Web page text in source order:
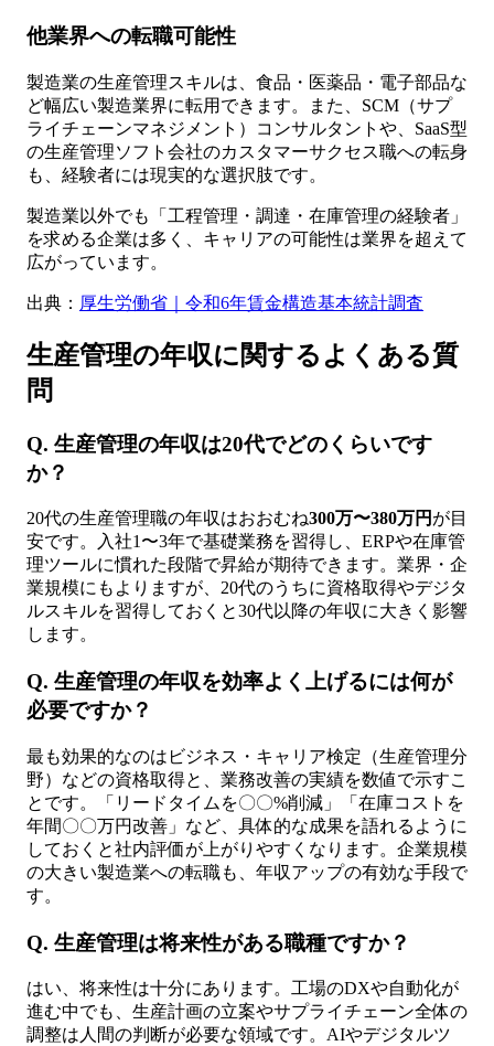
他業界への転職可能性
製造業の生産管理スキルは、食品・医薬品・電子部品な
ど幅広い製造業界に転用できます。また、SCM（サプ
ライチェーンマネジメント）コンサルタントや、SaaS型
の生産管理ソフト会社のカスタマーサクセス職への転身
も、経験者には現実的な選択肢です。
製造業以外でも「工程管理・調達・在庫管理の経験者」
を求める企業は多く、キャリアの可能性は業界を超えて
広がっています。
出典： 厚生労働省｜令和6年賃金構造基本統計調査
生産管理の年収に関するよくある質
問
Q. 生産管理の年収は20代でどのくらいです
か？
20代の生産管理職の年収はおおむね300万〜380万円 が目
安です。入社1〜3年で基礎業務を習得し、ERPや在庫管
理ツールに慣れた段階で昇給が期待できます。業界・企
業規模にもよりますが、20代のうちに資格取得やデジタ
ルスキルを習得しておくと30代以降の年収に大きく影響
します。
Q. 生産管理の年収を効率よく上げるには何が
必要ですか？
最も効果的なのはビジネス・キャリア検定（生産管理分
野）などの資格取得と、業務改善の実績を数値で示すこ
とです。「リードタイムを〇〇%削減」「在庫コストを
年間〇〇万円改善」など、具体的な成果を語れるように
しておくと社内評価が上がりやすくなります。企業規模
の大きい製造業への転職も、年収アップの有効な手段で
す。
Q. 生産管理は将来性がある職種ですか？
はい、将来性は十分にあります。工場のDXや自動化が
進む中でも、生産計画の立案やサプライチェーン全体の
調整は人間の判断が必要な領域です。AIやデジタルツ